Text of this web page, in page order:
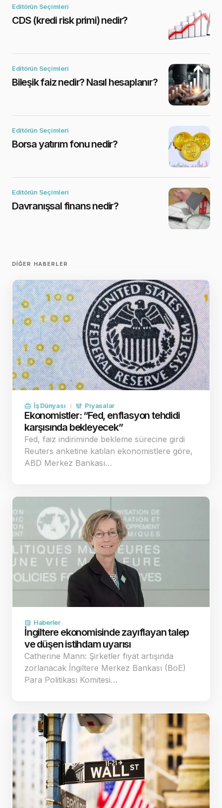
Editörün Seçimleri
CDS (kredi risk primi) nedir?
Editörün Seçimleri
Bileşik faiz nedir? Nasıl hesaplanır?
Editörün Seçimleri
Borsa yatırım fonu nedir?
Editörün Seçimleri
Davranışsal finans nedir?
DIĞER HABERLER
İş Dünyası Piyasalar
Ekonomistler: “Fed, enflasyon tehdidi
karşısında bekleyecek”
Fed, faiz indiriminde bekleme sürecine girdi
Reuters anketine katılan ekonomistlere göre,
ABD Merkez Bankası…
Haberler
İngiltere ekonomisinde zayıflayan talep
ve düşen istihdam uyarısı
Catherine Mann: Şirketler fiyat artışında
zorlanacak İngiltere Merkez Bankası (BoE)
Para Politikası Komitesi…